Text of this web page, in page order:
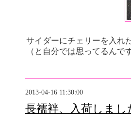
サイダーにチェリーを入れ
（と自分では思ってるんで
2013-04-16 11:30:00
長襦袢、入荷しまし